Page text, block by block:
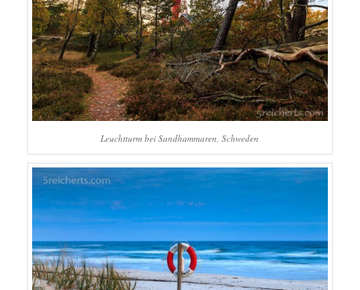
Leuchtturm bei Sandhammaren, Schweden